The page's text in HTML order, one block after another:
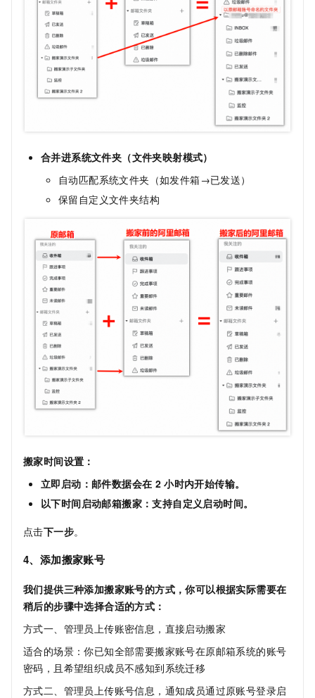
合并进系统文件夹（文件夹映射模式）
自动匹配系统文件夹（如发件箱→已发送）
保留自定义文件夹结构
搬家时间设置：
立即启动：邮件数据会在 2 小时内开始传输。
以下时间启动邮箱搬家：支持自定义启动时间。
点击下一步。
4、添加搬家账号
我们提供三种添加搬家账号的方式，你可以根据实际需要在
稍后的步骤中选择合适的方式：
方式一、管理员上传账密信息，直接启动搬家
适合的场景：你已知全部需要搬家账号在原邮箱系统的账号
密码，且希望组织成员不感知到系统迁移
方式二、管理员上传账号信息，通知成员通过原账号登录启